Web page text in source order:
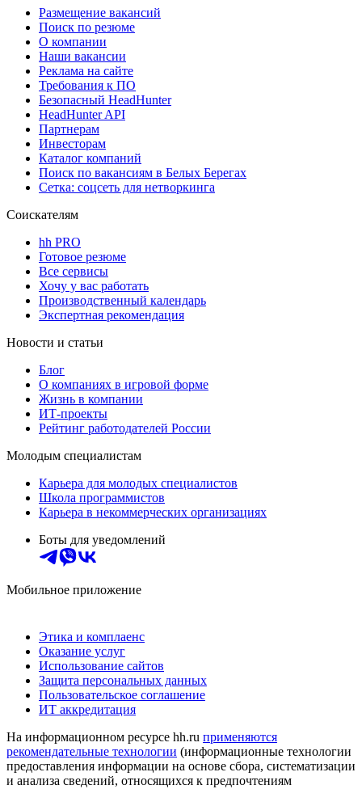
Размещение вакансий
Поиск по резюме
О компании
Наши вакансии
Реклама на сайте
Требования к ПО
Безопасный HeadHunter
HeadHunter API
Партнерам
Инвесторам
Каталог компаний
Поиск по вакансиям в Белых Берегах
Сетка: соцсеть для нетворкинга
Соискателям
hh PRO
Готовое резюме
Все сервисы
Хочу у вас работать
Производственный календарь
Экспертная рекомендация
Новости и статьи
Блог
О компаниях в игровой форме
Жизнь в компании
ИТ-проекты
Рейтинг работодателей России
Молодым специалистам
Карьера для молодых специалистов
Школа программистов
Карьера в некоммерческих организациях
Боты для уведомлений
Мобильное приложение
Этика и комплаенс
Оказание услуг
Использование сайтов
Защита персональных данных
Пользовательское соглашение
ИТ аккредитация
На информационном ресурсе hh.ru применяются
рекомендательные технологии (информационные технологии
предоставления информации на основе сбора, систематизации
и анализа сведений, относящихся к предпочтениям